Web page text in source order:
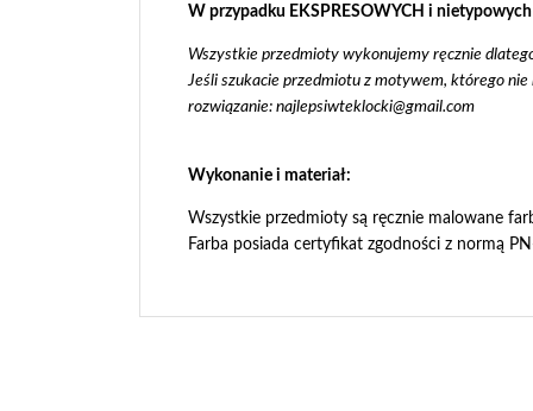
W przypadku EKSPRESOWYCH i
Wszystkie przedmioty wykonujemy ręcznie
Jeśli szukacie przedmiotu z motywem, którego
rozwiązanie: najlepsiwteklocki@gmail.com
Wykonanie i materiał:
Wszystkie przedmioty są ręcznie malowane
Farba posiada certyfikat zgodności z normą